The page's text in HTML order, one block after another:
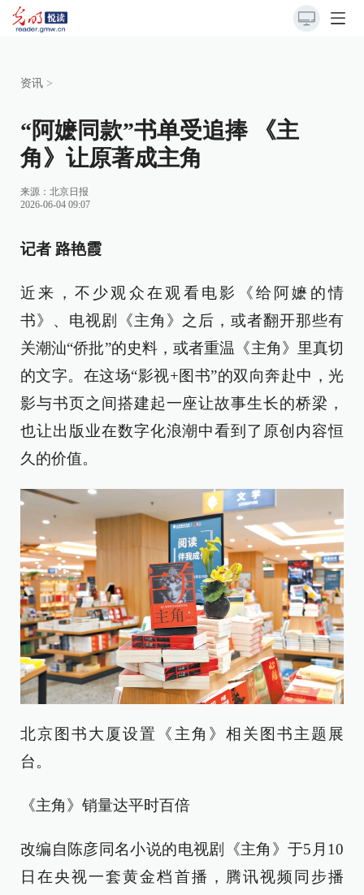
资讯 >
“阿嬷同款”书单受追捧 《主
角》让原著成主角
来源： 北京日报
2026-06-04 09:07
记者 路艳霞
近来，不少观众在观看电影《给阿嬷的情
书》、电视剧《主角》之后，或者翻开那些有
关潮汕“侨批”的史料，或者重温《主角》里真切
的文字。在这场“影视+图书”的双向奔赴中，光
影与书页之间搭建起一座让故事生长的桥梁，
也让出版业在数字化浪潮中看到了原创内容恒
久的价值。
北京图书大厦设置《主角》相关图书主题展
台。
《主角》销量达平时百倍
改编自陈彦同名小说的电视剧《主角》于5月10
日在央视一套黄金档首播，腾讯视频同步播